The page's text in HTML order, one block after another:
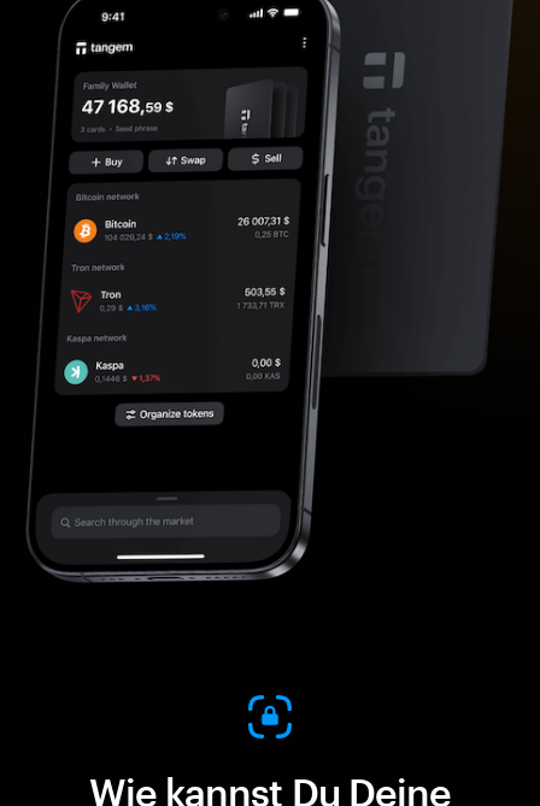
Wie kannst Du Deine